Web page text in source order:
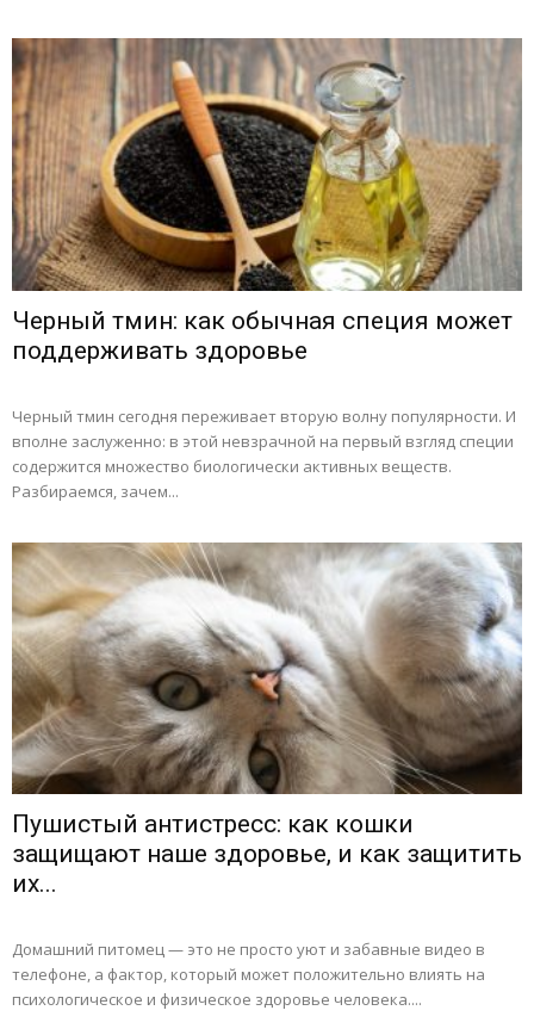
Черный тмин: как обычная специя может
поддерживать здоровье
Черный тмин сегодня переживает вторую волну популярности. И
вполне заслуженно: в этой невзрачной на первый взгляд специи
содержится множество биологически активных веществ.
Разбираемся, зачем...
Пушистый антистресс: как кошки
защищают наше здоровье, и как защитить
их...
Домашний питомец — это не просто уют и забавные видео в
телефоне, а фактор, который может положительно влиять на
психологическое и физическое здоровье человека....